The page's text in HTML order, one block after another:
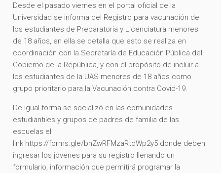
Desde el pasado viernes en el portal oficial de la
Universidad se informa del Registro para vacunación de
los estudiantes de Preparatoria y Licenciatura menores
de 18 años, en ella se detalla que esto se realiza en
coordinación con la Secretaría de Educación Pública del
Gobierno de la República, y con el propósito de incluir a
los estudiantes de la UAS menores de 18 años como
grupo prioritario para la Vacunación contra Covid-19.
De igual forma se socializó en las comunidades
estudiantiles y grupos de padres de familia de las
escuelas el
link https://forms.gle/bnZwRFMzaRtdWp2y5 donde deben
ingresar los jóvenes para su registro llenando un
formulario, información que permitirá programar la